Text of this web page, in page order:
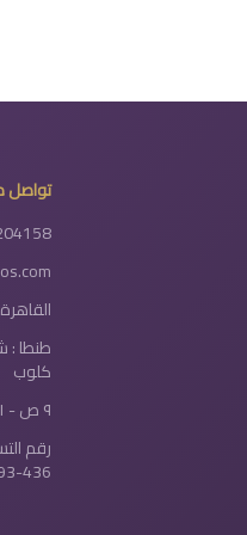
تواصل
القاهرة : ٢٣ ٢ شارع دولتيان -
طنطا :
كلوب
٩ ص - ١١ م يومياً
رقم
436